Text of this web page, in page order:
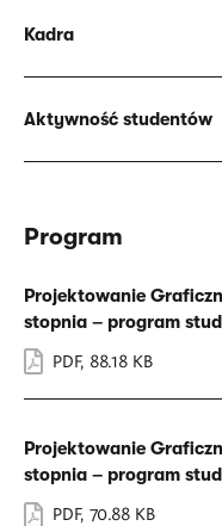
Kadra
Aktywność studentów
Program
Projektowanie
stopnia – program
PDF, 88.18 KB
Projektowanie
stopnia – program
PDF, 70.88 KB